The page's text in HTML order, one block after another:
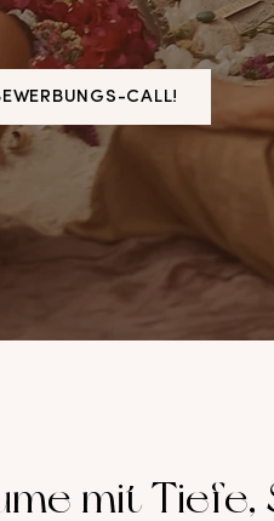
CALL!
mit